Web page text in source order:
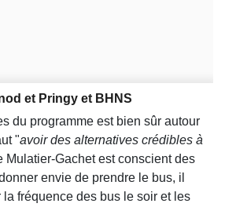
et Pringy et BHNS
du programme est bien sûr autour
"avoir des alternatives crédibles à
Mulatier-Gachet est conscient des
envie de prendre le bus, il
fréquence des bus le soir et les